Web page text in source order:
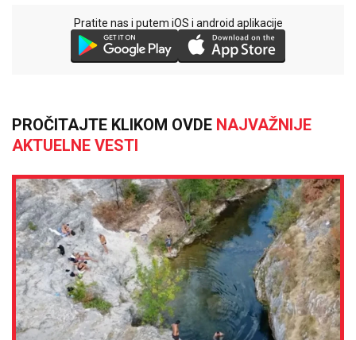
Pratite nas i putem iOS i android aplikacije
PROČITAJTE KLIKOM OVDE NAJVAŽNIJE
AKTUELNE VESTI